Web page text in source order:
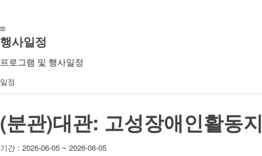
행사일정
프로그램 및 행사일정
일정
(분관)대관: 고성장애인활동
기간 : 2026-06-05 ~ 2026-06-05